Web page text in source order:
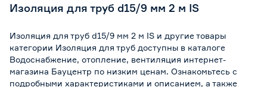
Изоляция для труб d15/9 мм 2 м IS
Изоляция для труб d15/9 мм 2 м IS и другие товары
категории Изоляция для труб доступны в каталоге
Водоснабжение, отопление, вентиляция интернет-
магазина Бауцентр по низким ценам. Ознакомьтесь с
подробными характеристиками и описанием, а также